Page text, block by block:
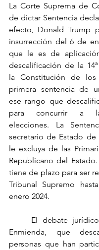
La Corte Suprema de
de dictar Sentencia
efecto, Donald Trump
insurrección del 6 de
que le es de
descalificación de la
la Constitución de los
primera sentencia de
ese rango que
para concurrir a
elecciones. La
secretario de Estado
le excluya de las
Republicano del Estado.
tiene de plazo para ser
Tribunal Supremo
enero 2024.
Enmienda, que
personas que han